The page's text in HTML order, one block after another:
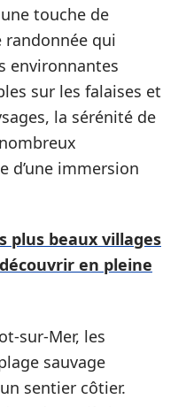
touche de
randonnée qui
environnantes
sur les falaises et
la sérénité de
d’une immersion
plus beaux villages
en pleine
sur-Mer, les
sauvage
sentier côtier.